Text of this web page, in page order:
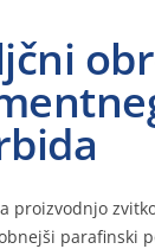
proizvodnjo
parafinski